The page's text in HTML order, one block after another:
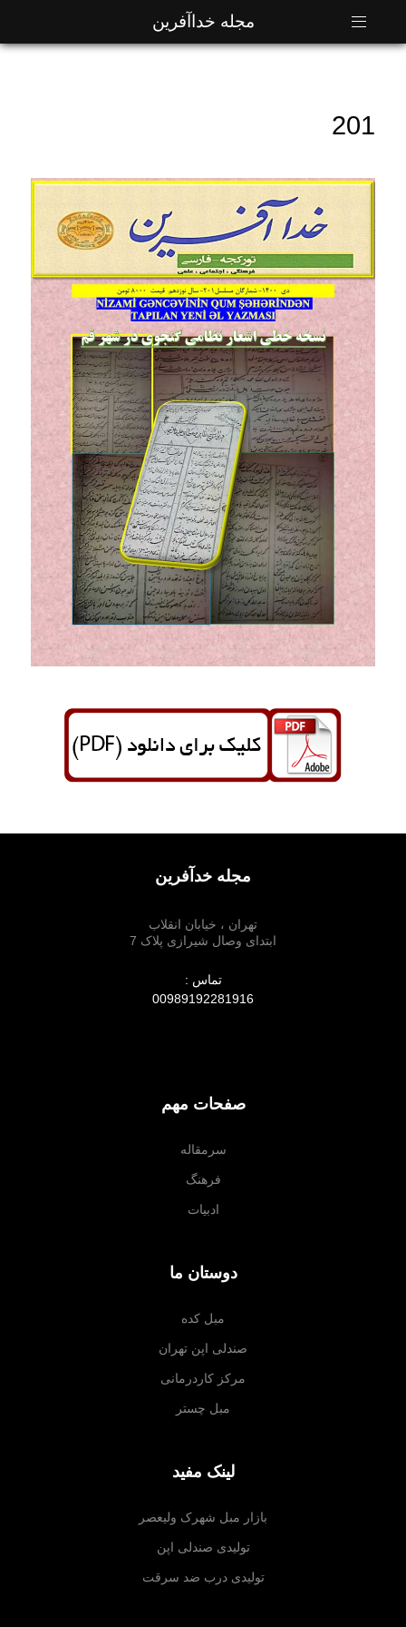
مجله خداآفرین
201
مجله خدآفرین
تهران ، خیابان انقلاب
ابتدای وصال شیرازی پلاک 7
تماس :
00989192281916
صفحات مهم
سرمقاله
فرهنگ
ادبیات
دوستان ما
مبل کده
صندلی اپن تهران
مرکز کاردرمانی
مبل چستر
لینک مفید
بازار مبل شهرک ولیعصر
تولیدی صندلی اپن
تولیدی درب ضد سرقت